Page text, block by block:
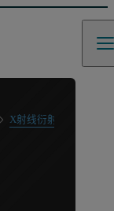
X射线衍射 (XRD)